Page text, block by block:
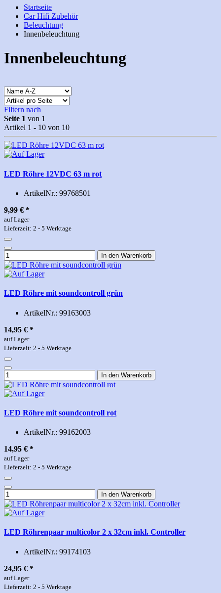
Startseite
Car Hifi Zubehör
Beleuchtung
Innenbeleuchtung
Innenbeleuchtung
Filtern nach
Seite 1 von 1
Artikel 1 - 10 von 10
LED Röhre 12VDC 63 m rot
ArtikelNr.: 99768501
9,99 € *
auf Lager
Lieferzeit: 2 - 5 Werktage
In den Warenkorb
LED Röhre mit soundcontroll grün
ArtikelNr.: 99163003
14,95 € *
auf Lager
Lieferzeit: 2 - 5 Werktage
In den Warenkorb
LED Röhre mit soundcontroll rot
ArtikelNr.: 99162003
14,95 € *
auf Lager
Lieferzeit: 2 - 5 Werktage
In den Warenkorb
LED Röhrenpaar multicolor 2 x 32cm inkl. Controller
ArtikelNr.: 99174103
24,95 € *
auf Lager
Lieferzeit: 2 - 5 Werktage